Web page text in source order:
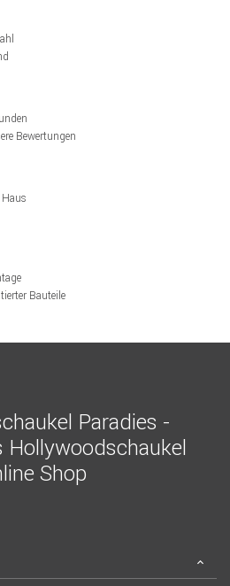
Bewertungen
Bauteile
Paradies -
Hollywoodschaukel
Shop